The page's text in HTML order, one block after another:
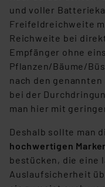
und voller
Freifeldreichweite
Reichweite bei
Empfänger ohne
Pflanzen/Bäume/
nach den
bei der
man hier mit
Deshalb sollte man
hochwertigen
bestücken, die eine
Auslaufsicherheit